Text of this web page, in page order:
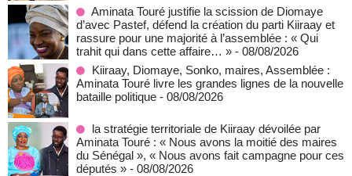
Aminata Touré justifie la scission de Diomaye
d’avec Pastef, défend la création du parti Kiiraay et
rassure pour une majorité à l’assemblée : « Qui
trahit qui dans cette affaire… » - 08/08/2026
Kiiraay, Diomaye, Sonko, maires, Assemblée :
Aminata Touré livre les grandes lignes de la nouvelle
bataille politique - 08/08/2026
la stratégie territoriale de Kiiraay dévoilée par
Aminata Touré : « Nous avons la moitié des maires
du Sénégal », « Nous avons fait campagne pour ces
députés » - 08/08/2026